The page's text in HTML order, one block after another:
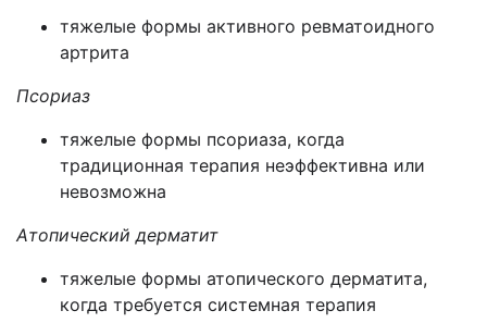
тяжелые формы активного ревматоидного
артрита
Псориаз
тяжелые формы псориаза, когда
традиционная терапия неэффективна или
невозможна
Атопический дерматит
тяжелые формы атопического дерматита,
когда требуется системная терапия